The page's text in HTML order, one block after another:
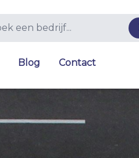
Blog Contact